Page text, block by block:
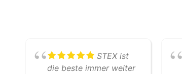
STEX ist
die beste immer weiter